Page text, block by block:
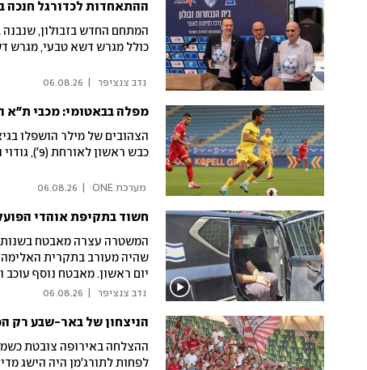
ההתאחדות לכדורגל חנכה
המתחם החדש בזבולון, שנבנה
כולל מגרש דשא טבעי, מגרש
נדב צנציפר 06.08.26
מפלה בבאטומי: מכבי ת"א הובסה 3:0
הצהובים של מילר הושפלו
כבש ראשון לאורחת (9'), גודוי הכפיל (29') וסווארטס חתם (90')
מערכת ONE 06.08.26
חשוד בתקיפת אוהדי
שהיה מעורב בתקרית
יום ראשון. מאבטח נוסף עוכב
נדב צנציפר 06.08.26
הניצחון של באר-שבע רק
ההצלחה באירופה צובטת
לפחות לתורג'מן היה הישג